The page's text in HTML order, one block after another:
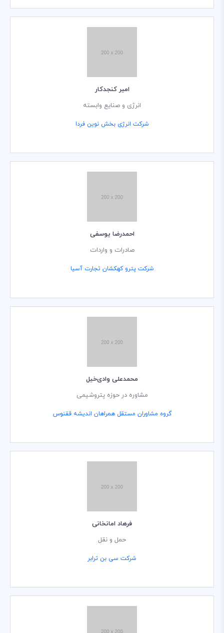
امیر کنجدکار
انرژی و صنایع وابسته
شرکت انرژی بخش نوین فردا
احمدرضا یوسفی
صادرات و واردات
شرکت پترو کهکشان تجارت آسیا
محمدعلی وادی‌خیل
مشاوره در حوزه پتروشیمی
گروه مشاوران مستقل همراهان اندیشه ققنوس
فرهاد امانخانی
حمل و نقل
شرکت سی بن ترابر